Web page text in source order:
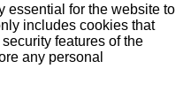
essential for the website to
includes cookies that
features of the
any personal